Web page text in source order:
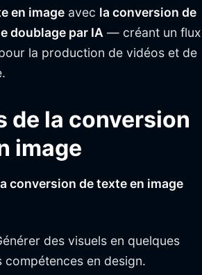
en image avec la conversion de
doublage par IA — créant un flux
la production de vidéos et de
de la conversion
image
conversion de texte en image
des visuels en quelques
compétences en design.